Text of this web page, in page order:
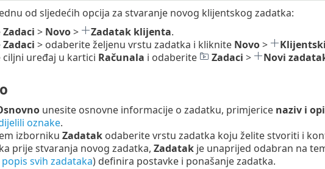
od sljedećih opcija za stvaranje novog klijentskog zadatka:
Zadaci > Novo> Zadatak klijenta.
Zadaci > odaberite željenu vrstu zadatka i kliknite Novo>
ciljni uređaj u kartici Računala i odaberite Zadaci > Novi
unesite osnovne informacije o zadatku, primjerice naziv i
oznake.
izborniku Zadatakodaberite vrstu zadatka koju želite stvoriti i
prije stvaranja novog zadatka, Zadatakje unaprijed odabran na
popis svih zadataka) definira postavke i ponašanje zadatka.